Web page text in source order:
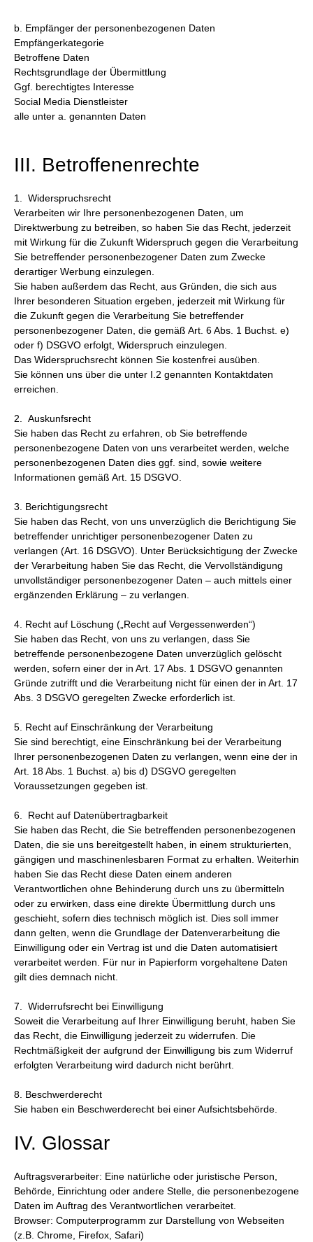
b. Empfänger der personenbezogenen Daten
Empfängerkategorie
Betroffene Daten
Rechtsgrundlage der Übermittlung
Ggf. berechtigtes Interesse
Social Media Dienstleister
alle unter a. genannten Daten
III. Betroffenenrechte
1. Widerspruchsrecht
Verarbeiten wir Ihre personenbezogenen Daten, um
Direktwerbung zu betreiben, so haben Sie das Recht, jederzeit
mit Wirkung für die Zukunft Widerspruch gegen die Verarbeitung
Sie betreffender personenbezogener Daten zum Zwecke
derartiger Werbung einzulegen.
Sie haben außerdem das Recht, aus Gründen, die sich aus
Ihrer besonderen Situation ergeben, jederzeit mit Wirkung für
die Zukunft gegen die Verarbeitung Sie betreffender
personenbezogener Daten, die gemäß Art. 6 Abs. 1 Buchst. e)
oder f) DSGVO erfolgt, Widerspruch einzulegen.
Das Widerspruchsrecht können Sie kostenfrei ausüben.
Sie können uns über die unter I.2 genannten Kontaktdaten
erreichen.
2. Auskunfsrecht
Sie haben das Recht zu erfahren, ob Sie betreffende
personenbezogene Daten von uns verarbeitet werden, welche
personenbezogenen Daten dies ggf. sind, sowie weitere
Informationen gemäß Art. 15 DSGVO.
3. Berichtigungsrecht
Sie haben das Recht, von uns unverzüglich die Berichtigung Sie
betreffender unrichtiger personenbezogener Daten zu
verlangen (Art. 16 DSGVO). Unter Berücksichtigung der Zwecke
der Verarbeitung haben Sie das Recht, die Vervollständigung
unvollständiger personenbezogener Daten – auch mittels einer
ergänzenden Erklärung – zu verlangen.
4. Recht auf Löschung („Recht auf Vergessenwerden“)
Sie haben das Recht, von uns zu verlangen, dass Sie
betreffende personenbezogene Daten unverzüglich gelöscht
werden, sofern einer der in Art. 17 Abs. 1 DSGVO genannten
Gründe zutrifft und die Verarbeitung nicht für einen der in Art. 17
Abs. 3 DSGVO geregelten Zwecke erforderlich ist.
5. Recht auf Einschränkung der Verarbeitung
Sie sind berechtigt, eine Einschränkung bei der Verarbeitung
Ihrer personenbezogenen Daten zu verlangen, wenn eine der in
Art. 18 Abs. 1 Buchst. a) bis d) DSGVO geregelten
Voraussetzungen gegeben ist.
6. Recht auf Datenübertragbarkeit
Sie haben das Recht, die Sie betreffenden personenbezogenen
Daten, die sie uns bereitgestellt haben, in einem strukturierten,
gängigen und maschinenlesbaren Format zu erhalten. Weiterhin
haben Sie das Recht diese Daten einem anderen
Verantwortlichen ohne Behinderung durch uns zu übermitteln
oder zu erwirken, dass eine direkte Übermittlung durch uns
geschieht, sofern dies technisch möglich ist. Dies soll immer
dann gelten, wenn die Grundlage der Datenverarbeitung die
Einwilligung oder ein Vertrag ist und die Daten automatisiert
verarbeitet werden. Für nur in Papierform vorgehaltene Daten
gilt dies demnach nicht.
7. Widerrufsrecht bei Einwilligung
Soweit die Verarbeitung auf Ihrer Einwilligung beruht, haben Sie
das Recht, die Einwilligung jederzeit zu widerrufen. Die
Rechtmäßigkeit der aufgrund der Einwilligung bis zum Widerruf
erfolgten Verarbeitung wird dadurch nicht berührt.
8. Beschwerderecht
Sie haben ein Beschwerderecht bei einer Aufsichtsbehörde.
IV. Glossar
Auftragsverarbeiter: Eine natürliche oder juristische Person,
Behörde, Einrichtung oder andere Stelle, die personenbezogene
Daten im Auftrag des Verantwortlichen verarbeitet.
Browser: Computerprogramm zur Darstellung von Webseiten
(z.B. Chrome, Firefox, Safari)